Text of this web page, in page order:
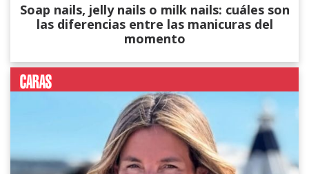
Soap nails, jelly nails o milk nails: cuáles son
las diferencias entre las manicuras del
momento